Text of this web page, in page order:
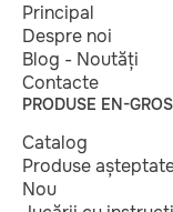
Principal
Despre noi
Blog - Noutăți
Contacte
PRODUSE EN-GROS
Catalog
Produse
Nou